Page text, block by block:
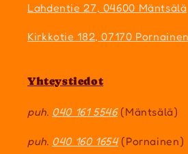
Lahdentie 27, 04600 Mäntsälä
Kirkkotie 182, 07170 Pornainen
Yhteystiedot
puh. 040 161 5546(Mäntsälä)
puh. 040 160 1654(Pornainen)